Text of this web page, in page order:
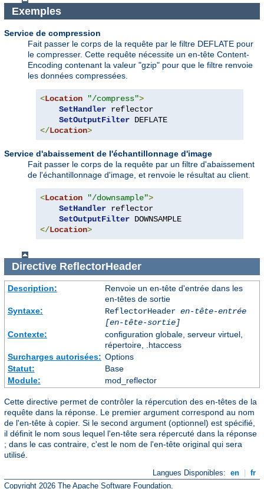
Exemples
Service de compression
Fait passer le corps de la requête par le filtre DEFLATE pour
le compresser. Cette requête nécessite un en-tête Content-
Encoding contenant la valeur "gzip" pour que le filtre renvoie
les données compressées.
<Location "/compress">
SetHandler reflector
SetOutputFilter
</Location>
Service d'abaissement de l'échantillonnage d'image
Fait passer le corps de la requête par un filtre d'abaissement
de l'échantillonnage d'image, et renvoie le résultat au client.
<Location "/downsample">
SetHandler reflector
SetOutputFilter
</Location>
Directive ReflectorHeader
Description:
Renvoie un en-tête d'entrée dans les
en-têtes de sortie
Syntaxe:
ReflectorHeader en-tête-entrée
[en-tête-sortie]
Contexte:
configuration globale, serveur virtuel,
répertoire, .htaccess
Surcharges autorisées: Options
Statut:
Base
Module:
mod_reflector
Cette directive permet de contrôler la répercution des en-têtes de la
requête dans la réponse. Le premier argument correspond au nom
de l'en-tête à copier. Si le second argument (optionnel) est spécifié,
il définit le nom sous lequel l'en-tête sera répercuté dans la réponse
; dans le cas contraire, c'est le nom de l'en-tête original qui sera
utilisé.
Langues Disponibles: en | fr
Copyright 2026 The Apache Software Foundation.